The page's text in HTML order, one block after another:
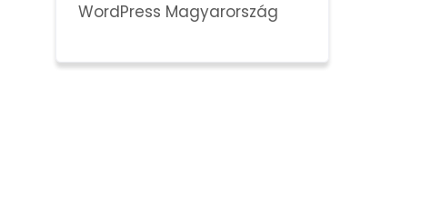
WordPress Magyarország